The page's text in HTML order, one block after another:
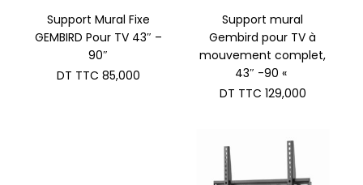
Support Mural Fixe
GEMBIRD Pour TV 43″ –
90″
DT TTC 85,000
Support mural
Gembird pour TV à
mouvement complet,
43″ -90 «
DT TTC 129,000